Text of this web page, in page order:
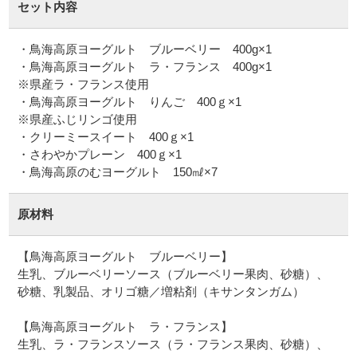
セット内容
・鳥海高原ヨーグルト ブルーベリー 400g×1
・鳥海高原ヨーグルト ラ・フランス 400g×1
※県産ラ・フランス使用
・鳥海高原ヨーグルト りんご 400ｇ×1
※県産ふじリンゴ使用
・クリーミースイート 400ｇ×1
・さわやかプレーン 400ｇ×1
・鳥海高原のむヨーグルト 150㎖×7
原材料
【鳥海高原ヨーグルト ブルーベリー】
生乳、ブルーベリーソース（ブルーベリー果肉、砂糖）、
砂糖、乳製品、オリゴ糖／増粘剤（キサンタンガム）
【鳥海高原ヨーグルト ラ・フランス】
生乳、ラ・フランスソース（ラ・フランス果肉、砂糖）、